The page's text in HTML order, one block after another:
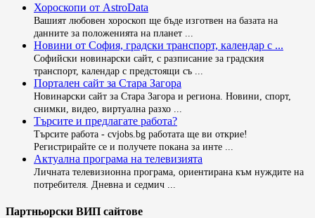
Хороскопи от AstroData
Вашият любовен хороскоп ще бъде изготвен на базата на
данните за положенията на планет ...
Новини от София, градски транспорт, календар с ...
Софийски новинарски сайт, с разписание за градския
транспорт, календар с предстоящи съ ...
Портален сайт за Стара Загора
Новинарски сайт за Стара Загора и региона. Новини, спорт,
снимки, видео, виртуална разхо ...
Търсите и предлагате работа?
Търсите работа - cvjobs.bg работата ще ви открие!
Регистрирайте се и получете покана за инте ...
Актуална програма на телевизията
Личната телевизионна програма, ориентирана към нуждите на
потребителя. Дневна и седмич ...
Партньорски ВИП сайтове